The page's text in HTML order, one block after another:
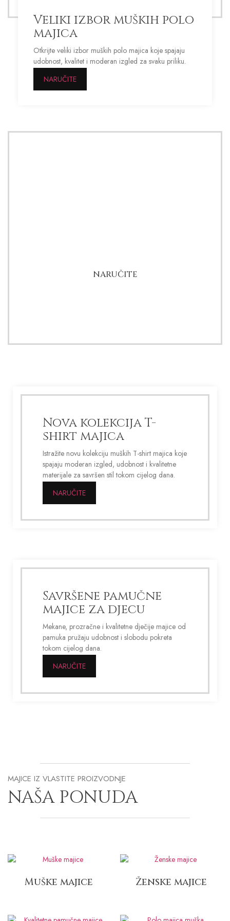
EXTRA KVALITET
Veliki izbor muških polo
majica
Otkrijte veliki izbor muških polo majica koje spajaju
udobnost, kvalitet i moderan izgled za svaku priliku.
NARUČITE
NARUČITE
Nova kolekcija T-
shirt majica
Istražite novu kolekciju muških T-shirt majica koje
spajaju moderan izgled, udobnost i kvalitetne
materijale za savršen stil tokom cijelog dana.
NARUČITE
Savršene pamučne
majice za djecu
Mekane, prozračne i kvalitetne dječije majice od
pamuka pružaju udobnost i slobodu pokreta
tokom cijelog dana.
NARUČITE
MAJICE IZ VLASTITE PROIZVODNJE
NAŠA PONUDA
Muške majice Ženske majice